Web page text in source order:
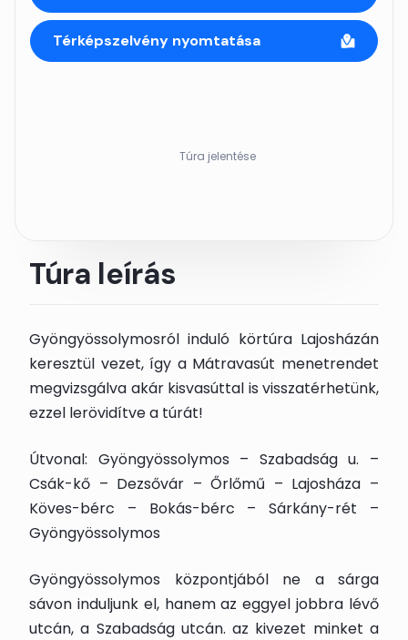
Térképszelvény nyomtatása
Túra jelentése
Túra leírás
Gyöngyössolymosról induló körtúra Lajosházán
keresztül vezet, így a Mátravasút menetrendet
megvizsgálva akár kisvasúttal is visszatérhetünk,
ezzel lerövidítve a túrát!
Útvonal: Gyöngyössolymos – Szabadság u. –
Csák-kő – Dezsővár – Őrlőmű – Lajosháza –
Köves-bérc – Bokás-bérc – Sárkány-rét –
Gyöngyössolymos
Gyöngyössolymos központjából ne a sárga
sávon induljunk el, hanem az eggyel jobbra lévő
utcán, a Szabadság utcán. az kivezet minket a